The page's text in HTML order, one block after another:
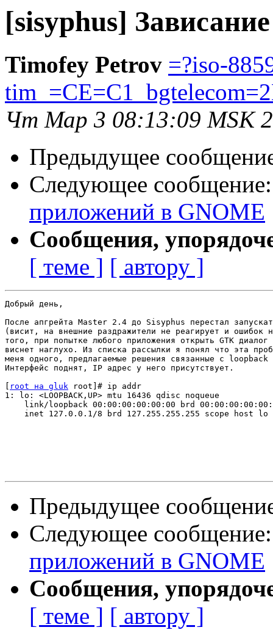
[sisyphus]
Timofey Petrov =?iso-
Чт Мар 3 08:13:09 MSK
Предыдущее
Следующее
приложений в GNOME
Сообщения,
[ теме ] [ автору ]
Добрый день,
После апгрейта Master 2.4 до Sisyphus перестал
(висит, на внешние раздражители не реагирует и ошибок
того, при попытке любого приложения открыть GTK диалог
виснет наглухо. Из списка рассылки я понял что эта
меня одного, предлагаемые решения связанные с
Интерфейс поднят, IP адрес у него присутствует.
root на gluk root]# ip addr
1: lo: <LOOPBACK,UP> mtu 16436 qdisc noqueue
link/loopback 00:00:00:00:00:00 brd
    inet 127.0.0.1/8 brd 127.255.255.255 scope host lo
Предыдущее
Следующее
приложений в GNOME
Сообщения,
[ теме ] [ автору ]